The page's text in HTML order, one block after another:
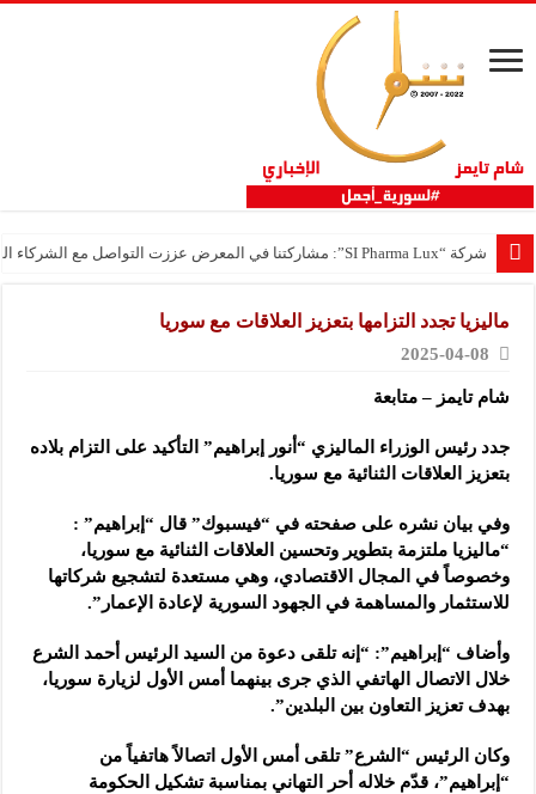
شركة “SI Pharma Lux”: مشاركتنا في المعرض عززت التواصل مع الشركاء المحليين والدوليين
ماليزيا تجدد التزامها بتعزيز العلاقات مع سوريا
2025-04-08
شام تايمز – متابعة
جدد رئيس الوزراء الماليزي “أنور إبراهيم” التأكيد على التزام بلاده
بتعزيز العلاقات الثنائية مع سوريا.
وفي بيان نشره على صفحته في “فيسبوك” قال “إبراهيم” :
“ماليزيا ملتزمة بتطوير وتحسين العلاقات الثنائية مع سوريا،
وخصوصاً في المجال الاقتصادي، وهي مستعدة لتشجيع شركاتها
للاستثمار والمساهمة في الجهود السورية لإعادة الإعمار”.
وأضاف “إبراهيم”: “إنه تلقى دعوة من السيد الرئيس أحمد الشرع
خلال الاتصال الهاتفي الذي جرى بينهما أمس الأول لزيارة سوريا،
بهدف تعزيز التعاون بين البلدين”.
وكان الرئيس “الشرع” تلقى أمس الأول اتصالاً هاتفياً من
“إبراهيم”، قدّم خلاله أحر التهاني بمناسبة تشكيل الحكومة